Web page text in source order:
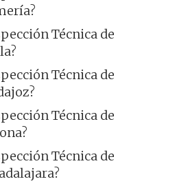
Técnica de
Técnica de
Técnica de
Técnica de